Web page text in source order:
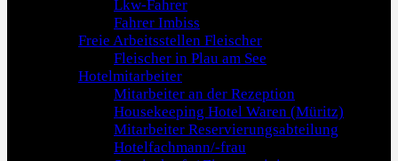
Lkw-Fahrer
Fahrer Imbiss
Freie Arbeitsstellen Fleischer
Fleischer in Plau am See
Hotelmitarbeiter
Mitarbeiter an der Rezeption
Housekeeping Hotel Waren (Müritz)
Mitarbeiter Reservierungsabteilung
Hotelfachmann/-frau